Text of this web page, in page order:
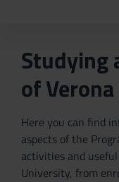
Studying
of Verona
Here you can find
aspects of the
activities and
University, from